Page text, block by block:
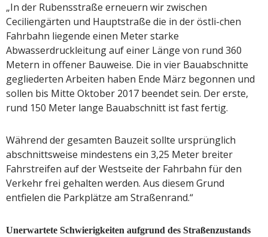
„In der Rubensstraße erneuern wir zwischen
Ceciliengärten und Hauptstraße die in der östli-chen
Fahrbahn liegende einen Meter starke
Abwasserdruckleitung auf einer Länge von rund 360
Metern in offener Bauweise. Die in vier Bauabschnitte
gegliederten Arbeiten haben Ende März begonnen und
sollen bis Mitte Oktober 2017 beendet sein. Der erste,
rund 150 Meter lange Bauabschnitt ist fast fertig.
Während der gesamten Bauzeit sollte ursprünglich
abschnittsweise mindestens ein 3,25 Meter breiter
Fahrstreifen auf der Westseite der Fahrbahn für den
Verkehr frei gehalten werden. Aus diesem Grund
entfielen die Parkplätze am Straßenrand.“
Unerwartete Schwierigkeiten aufgrund des Straßenzustands